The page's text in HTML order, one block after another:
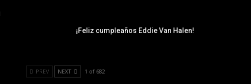
¡Feliz cumpleaños Eddie Van Halen!
PREV NEXT 1 of 682